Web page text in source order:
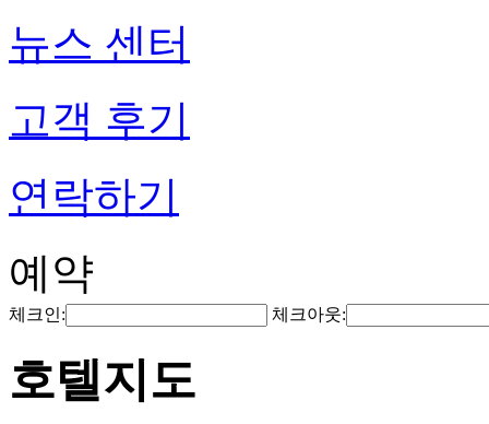
뉴스 센터
고객 후기
연락하기
예약
체크인: 체크아웃:
호텔지도